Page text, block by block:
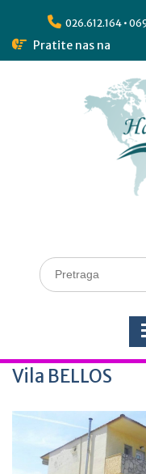
026.612.164 •
Pratite nas na
Vila BELLOS